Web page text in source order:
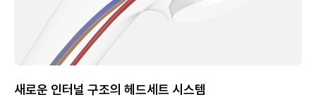
새로운 인터널 구조의 헤드세트 시스템